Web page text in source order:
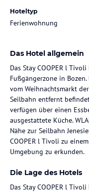
Hoteltyp
Ferienwohnung
Das Hotel allgemein
Das Stay COOPER l
Fußgängerzone in
vom Weihnachtsmarkt
Seilbahn entfernt
verfügen über einen
ausgestattete Küche.
Nähe zur Seilbahn
COOPER l Tivoli zu
Umgebung zu erkunden.
Die Lage des Hotels
Das Stay COOPER l